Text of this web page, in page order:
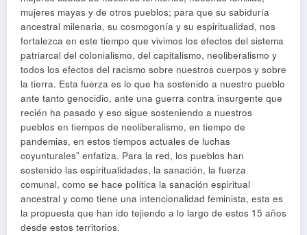
mujeres mayas y de otros pueblos; para que su sabiduría
ancestral milenaria, su cosmogonía y su espiritualidad, nos
fortalezca en este tiempo que vivimos los efectos del sistema
patriarcal del colonialismo, del capitalismo, neoliberalismo y
todos los efectos del racismo sobre nuestros cuerpos y sobre
la tierra. Esta fuerza es lo que ha sostenido a nuestro pueblo
ante tanto genocidio, ante una guerra contra insurgente que
recién ha pasado y eso sigue sosteniendo a nuestros
pueblos en tiempos de neoliberalismo, en tiempo de
pandemias, en estos tiempos actuales de luchas
coyunturales” enfatiza. Para la red, los pueblos han
sostenido las espiritualidades, la sanación, la fuerza
comunal, como se hace política la sanación espiritual
ancestral y como tiene una intencionalidad feminista, esta es
la propuesta que han ido tejiendo a lo largo de estos 15 años
desde estos territorios.